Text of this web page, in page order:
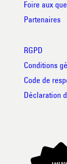
Foire aux
Partenaires
RGPD
Conditions
Code de
Déclaration